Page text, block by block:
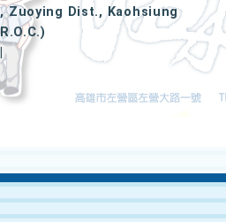
Zuoying Dist., Kaohsiung
|